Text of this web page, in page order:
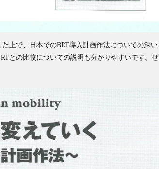
上で、日本でのBRT導入計画作法についての深い
との比較についての説明も分かりやすいです。ぜ